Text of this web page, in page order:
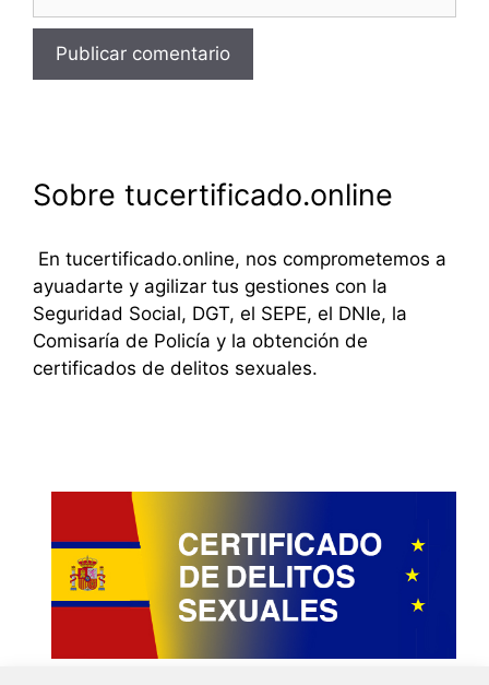
Sobre tucertificado.online
En tucertificado.online, nos comprometemos a
ayuadarte y agilizar tus gestiones con la
Seguridad Social, DGT, el SEPE, el DNIe, la
Comisaría de Policía y la obtención de
certificados de delitos sexuales.